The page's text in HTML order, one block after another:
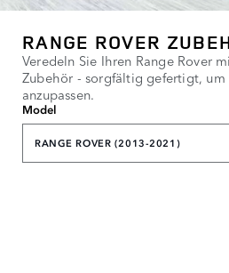
RANGE ROVER
Veredeln Sie Ihren Range Rover
Zubehör - sorgfältig gefertigt, um
anzupassen.
Model
RANGE ROVER (2013-2021)